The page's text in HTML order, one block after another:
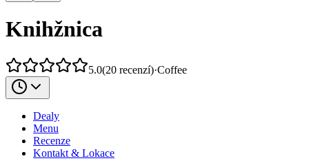
Knihžnica
5.0(20 recenzí)·Coffee
Dealy
Menu
Recenze
Kontakt & Lokace